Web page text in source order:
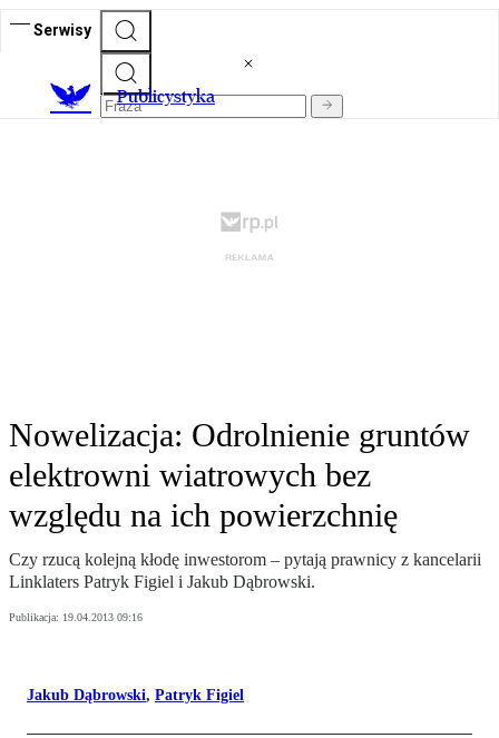
Serwisy
Publicystyka
Nowelizacja: Odrolnienie gruntów
elektrowni wiatrowych bez
względu na ich powierzchnię
Czy rzucą kolejną kłodę inwestorom – pytają prawnicy z kancelarii
Linklaters Patryk Figiel i Jakub Dąbrowski.
Publikacja: 19.04.2013 09:16
Jakub Dąbrowski, Patryk Figiel